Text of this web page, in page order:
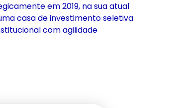
em 2019, na sua atual
casa de investimento seletiva
com agilidade